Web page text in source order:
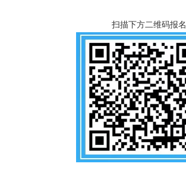
扫描下方二维码报名